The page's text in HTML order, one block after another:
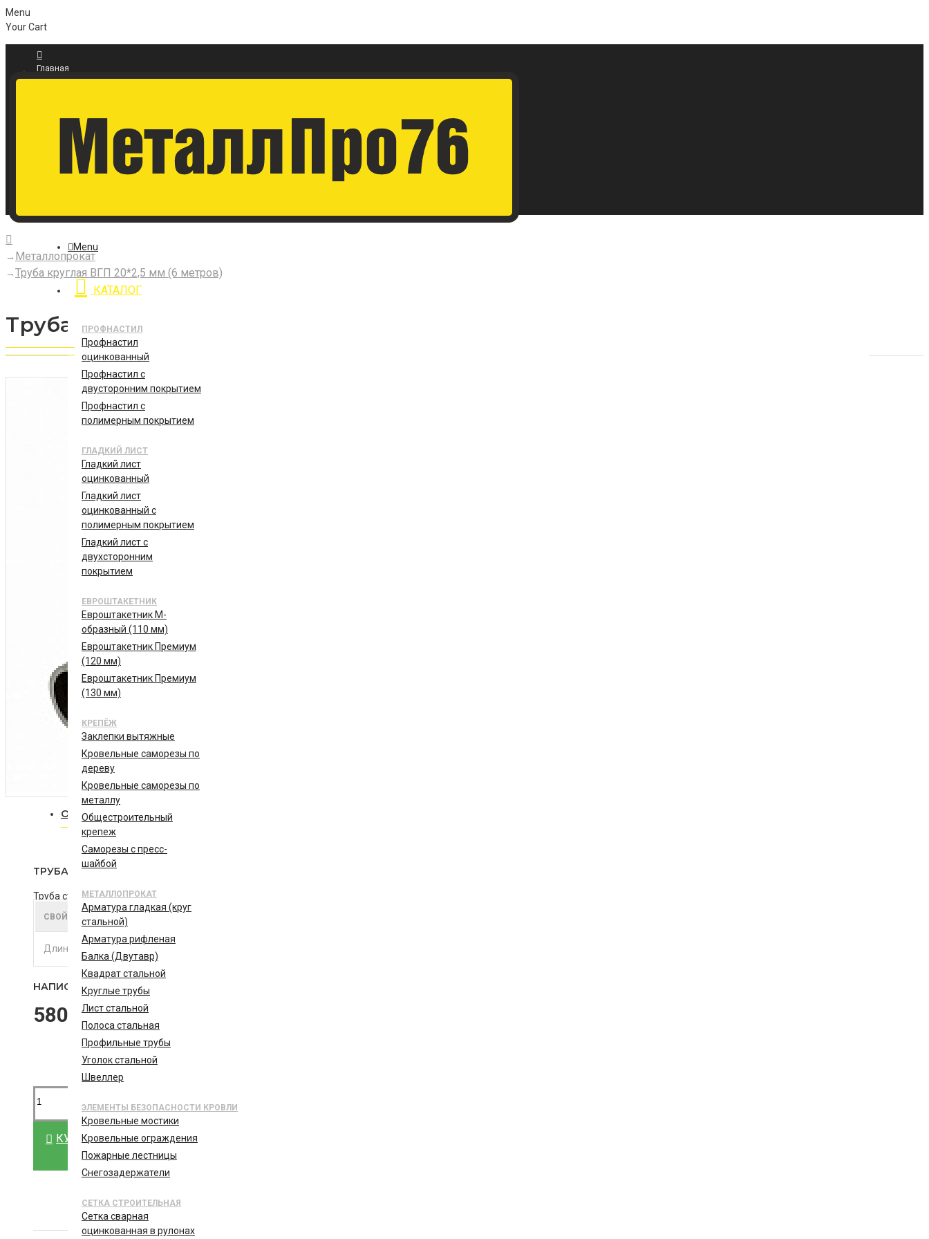
Menu
Your Cart
Главная
Контакты
Menu
КАТАЛОГ
ПРОФНАСТИЛ
Профнастил
оцинкованный
Профнастил с
двусторонним покрытием
Профнастил с
полимерным покрытием
ГЛАДКИЙ ЛИСТ
Гладкий лист
оцинкованный
Гладкий лист
оцинкованный с
полимерным покрытием
Гладкий лист с
двухсторонним
покрытием
ЕВРОШТАКЕТНИК
Евроштакетник М-
образный (110 мм)
Евроштакетник Премиум
(120 мм)
Евроштакетник Премиум
(130 мм)
КРЕПЁЖ
Заклепки вытяжные
Кровельные саморезы по
дереву
Кровельные саморезы по
металлу
Общестроительный
крепеж
Саморезы с пресс-
шайбой
МЕТАЛЛОПРОКАТ
Арматура гладкая (круг
стальной)
Арматура рифленая
Балка (Двутавр)
Квадрат стальной
Круглые трубы
Лист стальной
Полоса стальная
Профильные трубы
Уголок стальной
Швеллер
ЭЛЕМЕНТЫ БЕЗОПАСНОСТИ КРОВЛИ
Кровельные мостики
Кровельные ограждения
Пожарные лестницы
Снегозадержатели
СЕТКА СТРОИТЕЛЬНАЯ
Сетка сварная
оцинкованная в рулонах
Металлопрокат
Труба круглая ВГП 20*2,5 мм (6 метров)
Труба круглая ВГП 20*2,5 мм (6 метров)
ОПИСАНИЕ ХАРАКТЕРИСТИКИ
ТРУБА КРУГЛАЯ ВГП 20*2,5 ММ (6 МЕТРОВ)
Труба стальная круглая водогазопроводная для прокладки газовых и водопроводных
коммуникаций. ГОСТ 3262-75. Марка стали Ст2пс-5. В маркировке размеров труб ВГП
указывается внутренний диаметр и толщина стенки. Толщина стенки: 2,5 мм Внутренний
диаметр (ДУ, условный проход): 20 мм
СВОЙСТВА
Длинна, м
НАПИСАТЬ ОТЗЫВ
580.00р.
КУПИТЬ